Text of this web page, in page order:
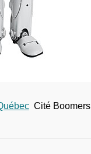
Cité Boomers